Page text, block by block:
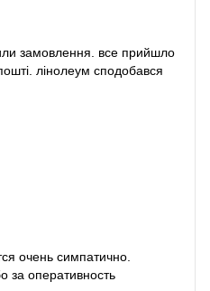
замовлення. все прийшло
лінолеум сподобався
очень симпатично.
за оперативность